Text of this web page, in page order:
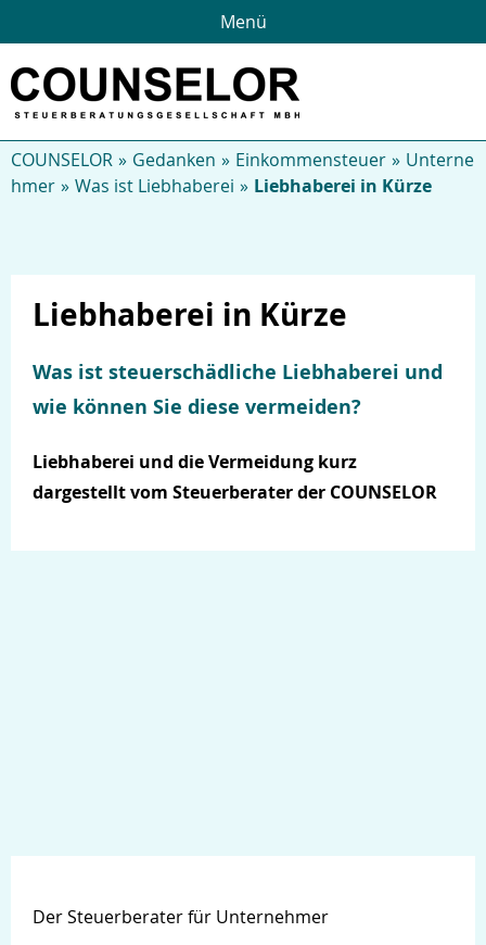
Menü
COUNSELOR Gedanken Einkommensteuer
Unterne
hmer
Was ist Liebhaberei Liebhaberei in Kürze
Liebhaberei in Kürze
Was ist steuerschädliche Liebhaberei und
wie können Sie diese vermeiden?
Liebhaberei und die Vermeidung kurz
dargestellt vom Steuerberater der COUNSELOR
Der Steuerberater für Unternehmer